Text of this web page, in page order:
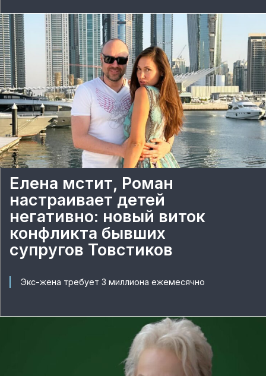
Елена мстит, Роман
настраивает детей
негативно: новый виток
конфликта бывших
супругов Товстиков
Экс-жена требует 3 миллиона ежемесячно